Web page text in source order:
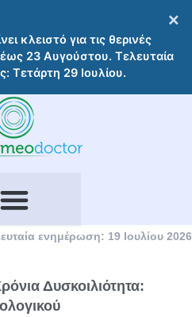
κλειστό για τις θερινές
23 Αυγούστου. Τελευταία
Τετάρτη 29 Ιουλίου.
×
ενημέρωση: 19 Ιουλίου 2026
Δυσκοιλιότητα: